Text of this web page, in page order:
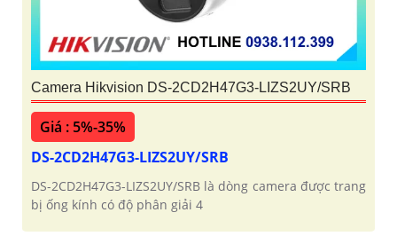
Camera Hikvision DS-2CD2H47G3-LIZS2UY/SRB
Giá : 5%-35%
DS-2CD2H47G3-LIZS2UY/SRB
DS-2CD2H47G3-LIZS2UY/SRB là dòng camera được trang
bị ống kính có độ phân giải 4